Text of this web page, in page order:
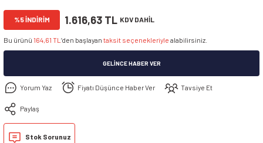
%5 İNDİRİM 1.616,63 TL KDV DAHİL
Bu ürünü 164,61 TL ’den başlayan taksit seçenekleriyle alabilirsiniz.
GELINCE HABER VER
Yorum Yaz Fiyatı Düşünce Haber Ver Tavsiye Et
Paylaş
Stok Sorunuz